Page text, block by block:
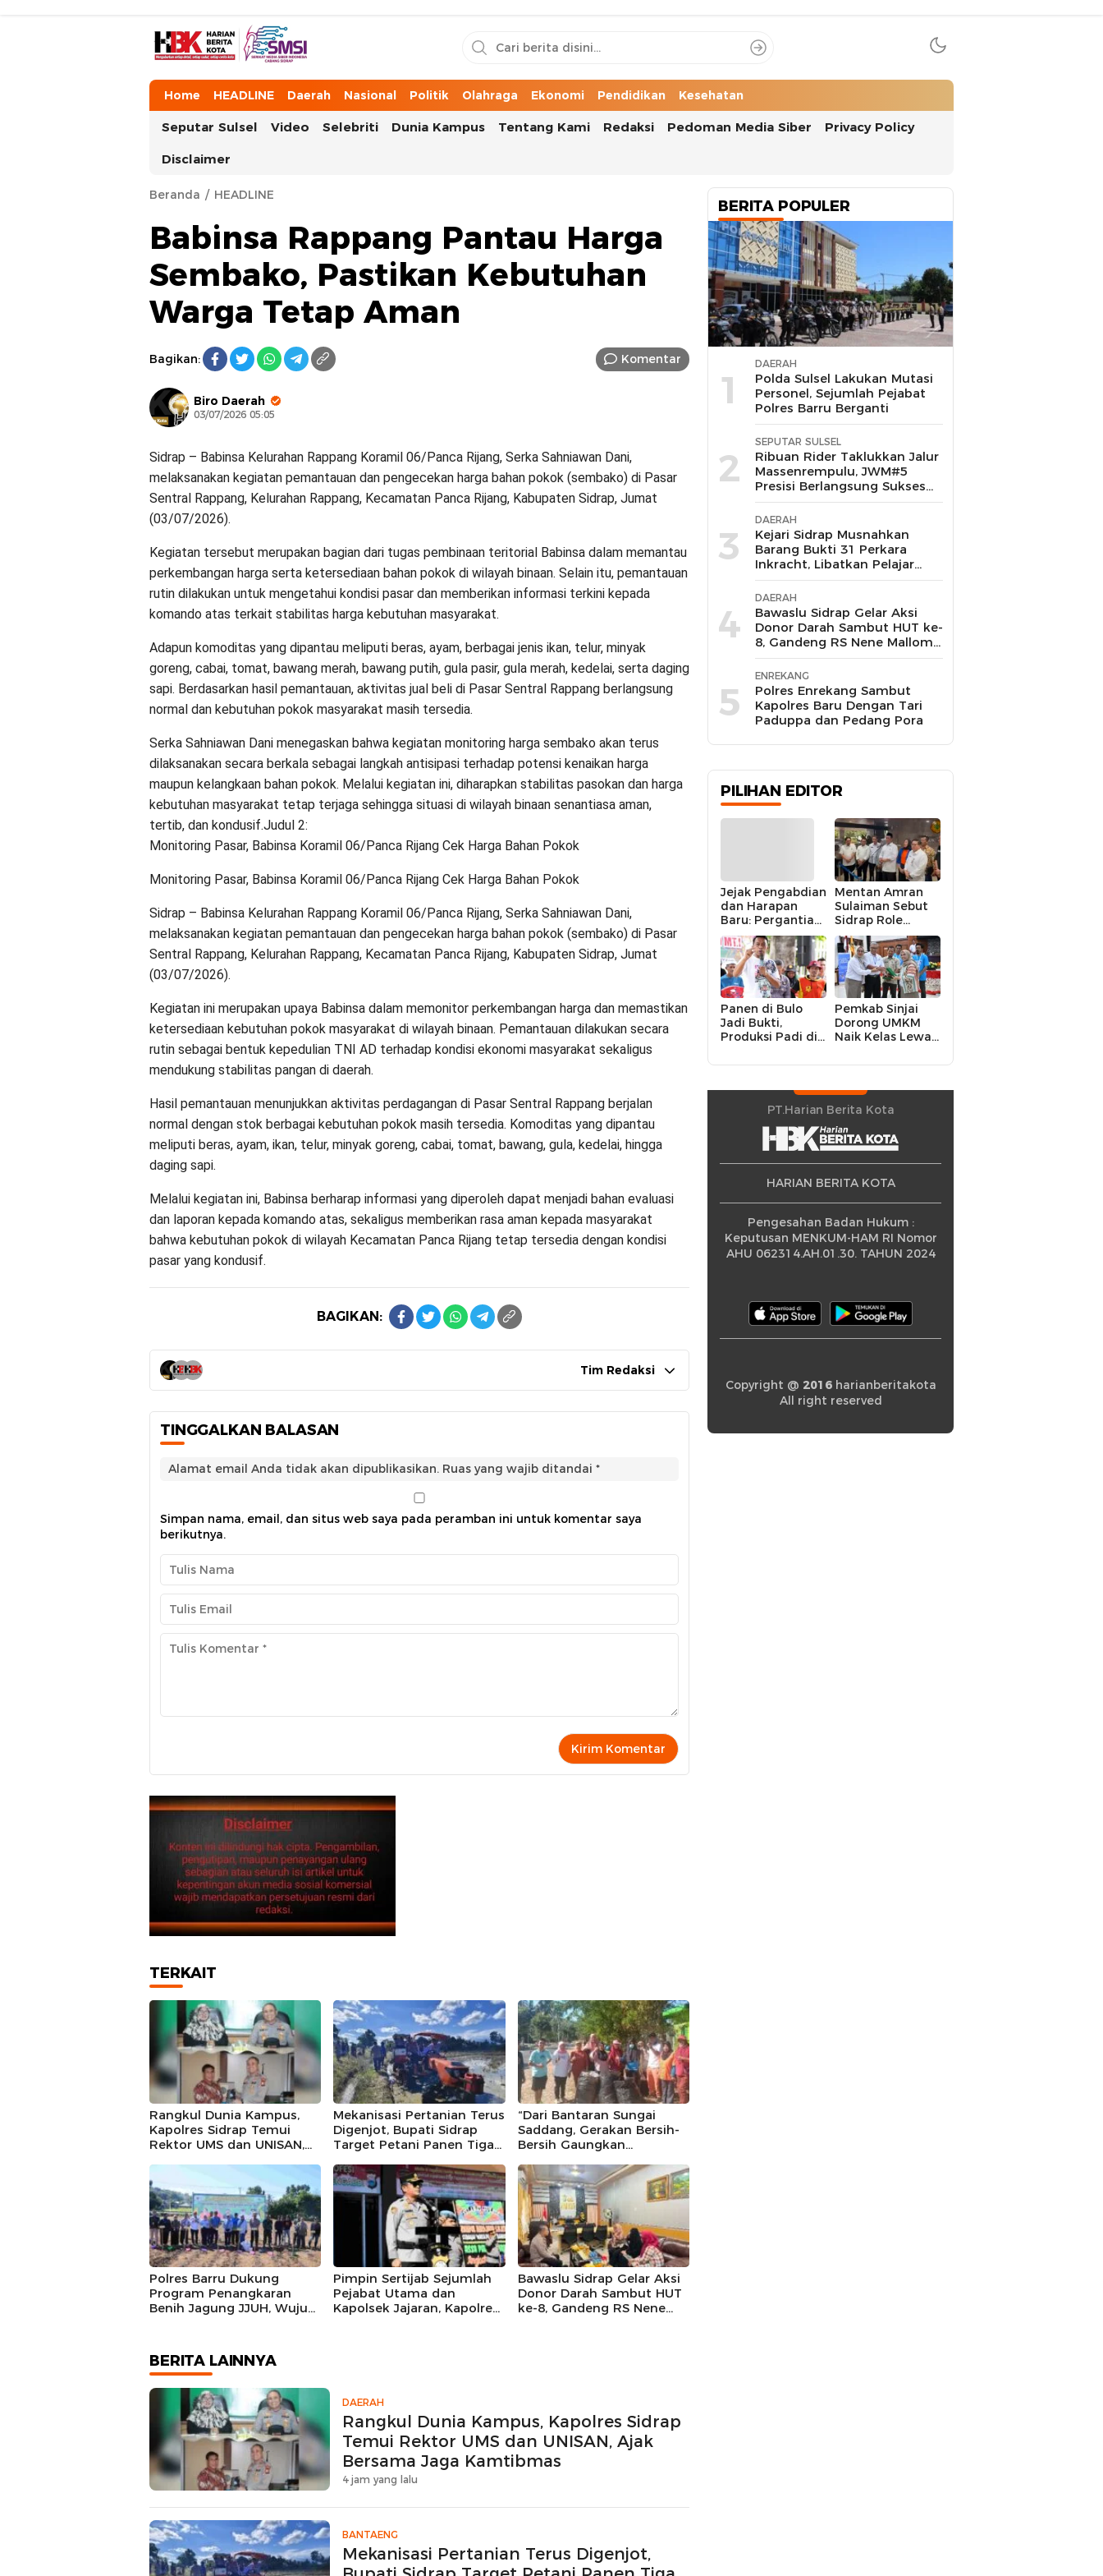
HarianBeritaKota
Mengabarkan Setiap Detil, Sudut, dan Cerita Kota
Home HEADLINE Daerah Nasional Politik Olahraga Ekonomi Pendidikan Kesehatan
Seputar Sulsel Video Selebriti Dunia Kampus Tentang Kami Redaksi Pedoman Media Siber Privacy Policy
Disclaimer
Beranda HEADLINE
Babinsa Rappang Pantau Harga
Sembako, Pastikan Kebutuhan
Warga Tetap Aman
Bagikan: Komentar
Biro Daerah
03/07/2026 05:05
Sidrap – Babinsa Kelurahan Rappang Koramil 06/Panca Rijang, Serka Sahniawan Dani,
melaksanakan kegiatan pemantauan dan pengecekan harga bahan pokok (sembako) di Pasar
Sentral Rappang, Kelurahan Rappang, Kecamatan Panca Rijang, Kabupaten Sidrap, Jumat
(03/07/2026).
Kegiatan tersebut merupakan bagian dari tugas pembinaan teritorial Babinsa dalam memantau
perkembangan harga serta ketersediaan bahan pokok di wilayah binaan. Selain itu, pemantauan
rutin dilakukan untuk mengetahui kondisi pasar dan memberikan informasi terkini kepada
komando atas terkait stabilitas harga kebutuhan masyarakat.
Adapun komoditas yang dipantau meliputi beras, ayam, berbagai jenis ikan, telur, minyak
goreng, cabai, tomat, bawang merah, bawang putih, gula pasir, gula merah, kedelai, serta daging
sapi. Berdasarkan hasil pemantauan, aktivitas jual beli di Pasar Sentral Rappang berlangsung
normal dan kebutuhan pokok masyarakat masih tersedia.
Serka Sahniawan Dani menegaskan bahwa kegiatan monitoring harga sembako akan terus
dilaksanakan secara berkala sebagai langkah antisipasi terhadap potensi kenaikan harga
maupun kelangkaan bahan pokok. Melalui kegiatan ini, diharapkan stabilitas pasokan dan harga
kebutuhan masyarakat tetap terjaga sehingga situasi di wilayah binaan senantiasa aman,
tertib, dan kondusif.Judul 2:
Monitoring Pasar, Babinsa Koramil 06/Panca Rijang Cek Harga Bahan Pokok
Monitoring Pasar, Babinsa Koramil 06/Panca Rijang Cek Harga Bahan Pokok
Sidrap – Babinsa Kelurahan Rappang Koramil 06/Panca Rijang, Serka Sahniawan Dani,
melaksanakan kegiatan pemantauan dan pengecekan harga bahan pokok (sembako) di Pasar
Sentral Rappang, Kelurahan Rappang, Kecamatan Panca Rijang, Kabupaten Sidrap, Jumat
(03/07/2026).
Kegiatan ini merupakan upaya Babinsa dalam memonitor perkembangan harga dan memastikan
ketersediaan kebutuhan pokok masyarakat di wilayah binaan. Pemantauan dilakukan secara
rutin sebagai bentuk kepedulian TNI AD terhadap kondisi ekonomi masyarakat sekaligus
mendukung stabilitas pangan di daerah.
Hasil pemantauan menunjukkan aktivitas perdagangan di Pasar Sentral Rappang berjalan
normal dengan stok berbagai kebutuhan pokok masih tersedia. Komoditas yang dipantau
meliputi beras, ayam, ikan, telur, minyak goreng, cabai, tomat, bawang, gula, kedelai, hingga
daging sapi.
Melalui kegiatan ini, Babinsa berharap informasi yang diperoleh dapat menjadi bahan evaluasi
dan laporan kepada komando atas, sekaligus memberikan rasa aman kepada masyarakat
bahwa kebutuhan pokok di wilayah Kecamatan Panca Rijang tetap tersedia dengan kondisi
pasar yang kondusif.
BAGIKAN:
Tim Redaksi
TINGGALKAN BALASAN
Alamat email Anda tidak akan dipublikasikan. Ruas yang wajib ditandai *
Simpan nama, email, dan situs web saya pada peramban ini untuk komentar saya
berikutnya.
TERKAIT
Rangkul Dunia Kampus,
Kapolres Sidrap Temui
Rektor UMS dan UNISAN,
Mekanisasi Pertanian Terus
Digenjot, Bupati Sidrap
Target Petani Panen Tiga
di Botto, 10,5 Hektare
Sawah Langsung Diolah
dengan Rotavator dan
“Dari Bantaran Sungai
Saddang, Gerakan Bersih-
Bersih Gaungkan
Lingkungan”.
Polres Barru Dukung
Program Penangkaran
Benih Jagung JJUH, Wujud
Pimpin Sertijab Sejumlah
Pejabat Utama dan
Kapolsek Jajaran, Kapolres
Bawaslu Sidrap Gelar Aksi
Donor Darah Sambut HUT
ke-8, Gandeng RS Nene
BERITA LAINNYA
DAERAH
Rangkul Dunia Kampus, Kapolres Sidrap
Temui Rektor UMS dan UNISAN, Ajak
Bersama Jaga Kamtibmas
4 jam yang lalu
BANTAENG
Mekanisasi Pertanian Terus Digenjot,
BERITA POPULER
1
DAERAH
Polda Sulsel Lakukan Mutasi
Personel, Sejumlah Pejabat
Polres Barru Berganti
2
SEPUTAR SULSEL
Ribuan Rider Taklukkan Jalur
Massenrempulu, JWM#5
Presisi Berlangsung Sukses
dan Kondusif
3
DAERAH
Kejari Sidrap Musnahkan
Barang Bukti 31 Perkara
Inkracht, Libatkan Pelajar
untuk Edukasi Bahaya
Narkoba
4
DAERAH
Bawaslu Sidrap Gelar Aksi
Donor Darah Sambut HUT ke-
8, Gandeng RS Nene Mallomo
dan Polres
5
ENREKANG
Polres Enrekang Sambut
Kapolres Baru Dengan Tari
Paduppa dan Pedang Pora
PILIHAN EDITOR
Jejak Pengabdian
dan Harapan
Baru: Pergantian
Kapolres Sidrap
dalam Perspektif
Karier Dua
Perwira
Mentan Amran
Sulaiman Sebut
Sidrap Role
Model Nasional
dalam Menjaga
Stabilitas Harga
Telur
Panen di Bulo
Jadi Bukti,
Produksi Padi di
Kecamatan
Rekor
Peningkatan
Pemkab Sinjai
Dorong UMKM
Naik Kelas Lewat
Strategis
PT.Harian Berita Kota
HARIAN BERITA KOTA
Pengesahan Badan Hukum :
Keputusan MENKUM-HAM RI Nomor
AHU 062314.AH.01.30. TAHUN 2024
Copyright @ 2016harianberitakota
All right reserved